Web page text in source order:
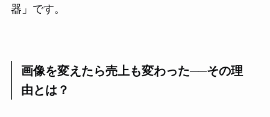
器」です。
画像を変えたら売上も変わった──その理
由とは？